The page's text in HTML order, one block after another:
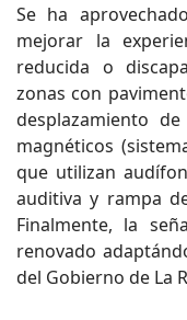
Se ha
mejorar la
reducida o
zonas con
desplazamiento
magnéticos
que utilizan
auditiva y rampa
Finalmente, la
renovado
del Gobierno de La